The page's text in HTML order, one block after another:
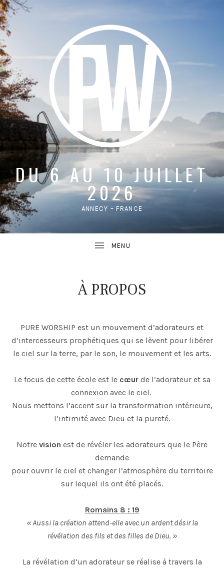
DU 6 AU 10 JUILLET
2026
ANNECY – FRANCE
À PROPOS
PURE WORSHIP est un mouvement d’adorateurs et
d’intercesseurs prophétiques qui se lèvent pour libérer
le ciel sur la terre, par le son, le mouvement et les arts.
Le focus de cette école est le cœurde l’adorateur et sa
connexion avec le ciel.
Nous mettons l’accent sur la transformation intérieure,
l’intimité avec Dieu et la pureté.
Notre vision est de révéler les adorateurs que le Père
demande
pour ouvrir le ciel et changer l’atmosphère du territoire
sur lequel ils ont été placés.
Romains 8 : 19
« Aussi la création attend-elle avec un ardent désir la
révélation des fils et des filles de Dieu. »
La révélation d’un adorateur se réalise à travers la